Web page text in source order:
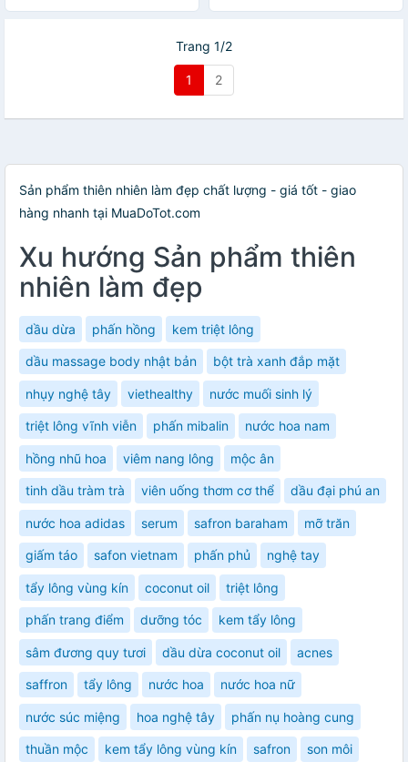
cấp, táo đỏ, nhíp gắp) thuỷ tinh cao cấp)
Trang 1/2
1 2
Sản phẩm thiên nhiên làm đẹp chất lượng - giá tốt - giao
hàng nhanh tại MuaDoTot.com
Xu hướng Sản phẩm thiên
nhiên làm đẹp
dầu dừa phấn hồng kem triệt lông
dầu massage body nhật bản bột trà xanh đắp mặt
nhụy nghệ tây viethealthy nước muối sinh lý
triệt lông vĩnh viễn phấn mibalin nước hoa nam
hồng nhũ hoa viêm nang lông mộc ân
tinh dầu tràm trà viên uống thơm cơ thể dầu đại phú an
nước hoa adidas serum safron baraham mỡ trăn
giấm táo safon vietnam phấn phủ nghệ tay
tẩy lông vùng kín coconut oil triệt lông
phấn trang điểm dưỡng tóc kem tẩy lông
sâm đương quy tươi dầu dừa coconut oil acnes
saffron tẩy lông nước hoa nước hoa nữ
nước súc miệng hoa nghệ tây phấn nụ hoàng cung
thuần mộc kem tẩy lông vùng kín safron son môi